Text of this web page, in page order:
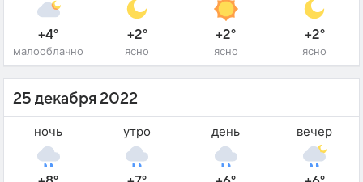
+4°
малооблачно
+2°
ясно
+2°
ясно
+2°
ясно
25 декабря 2022
ночь утро день вечер